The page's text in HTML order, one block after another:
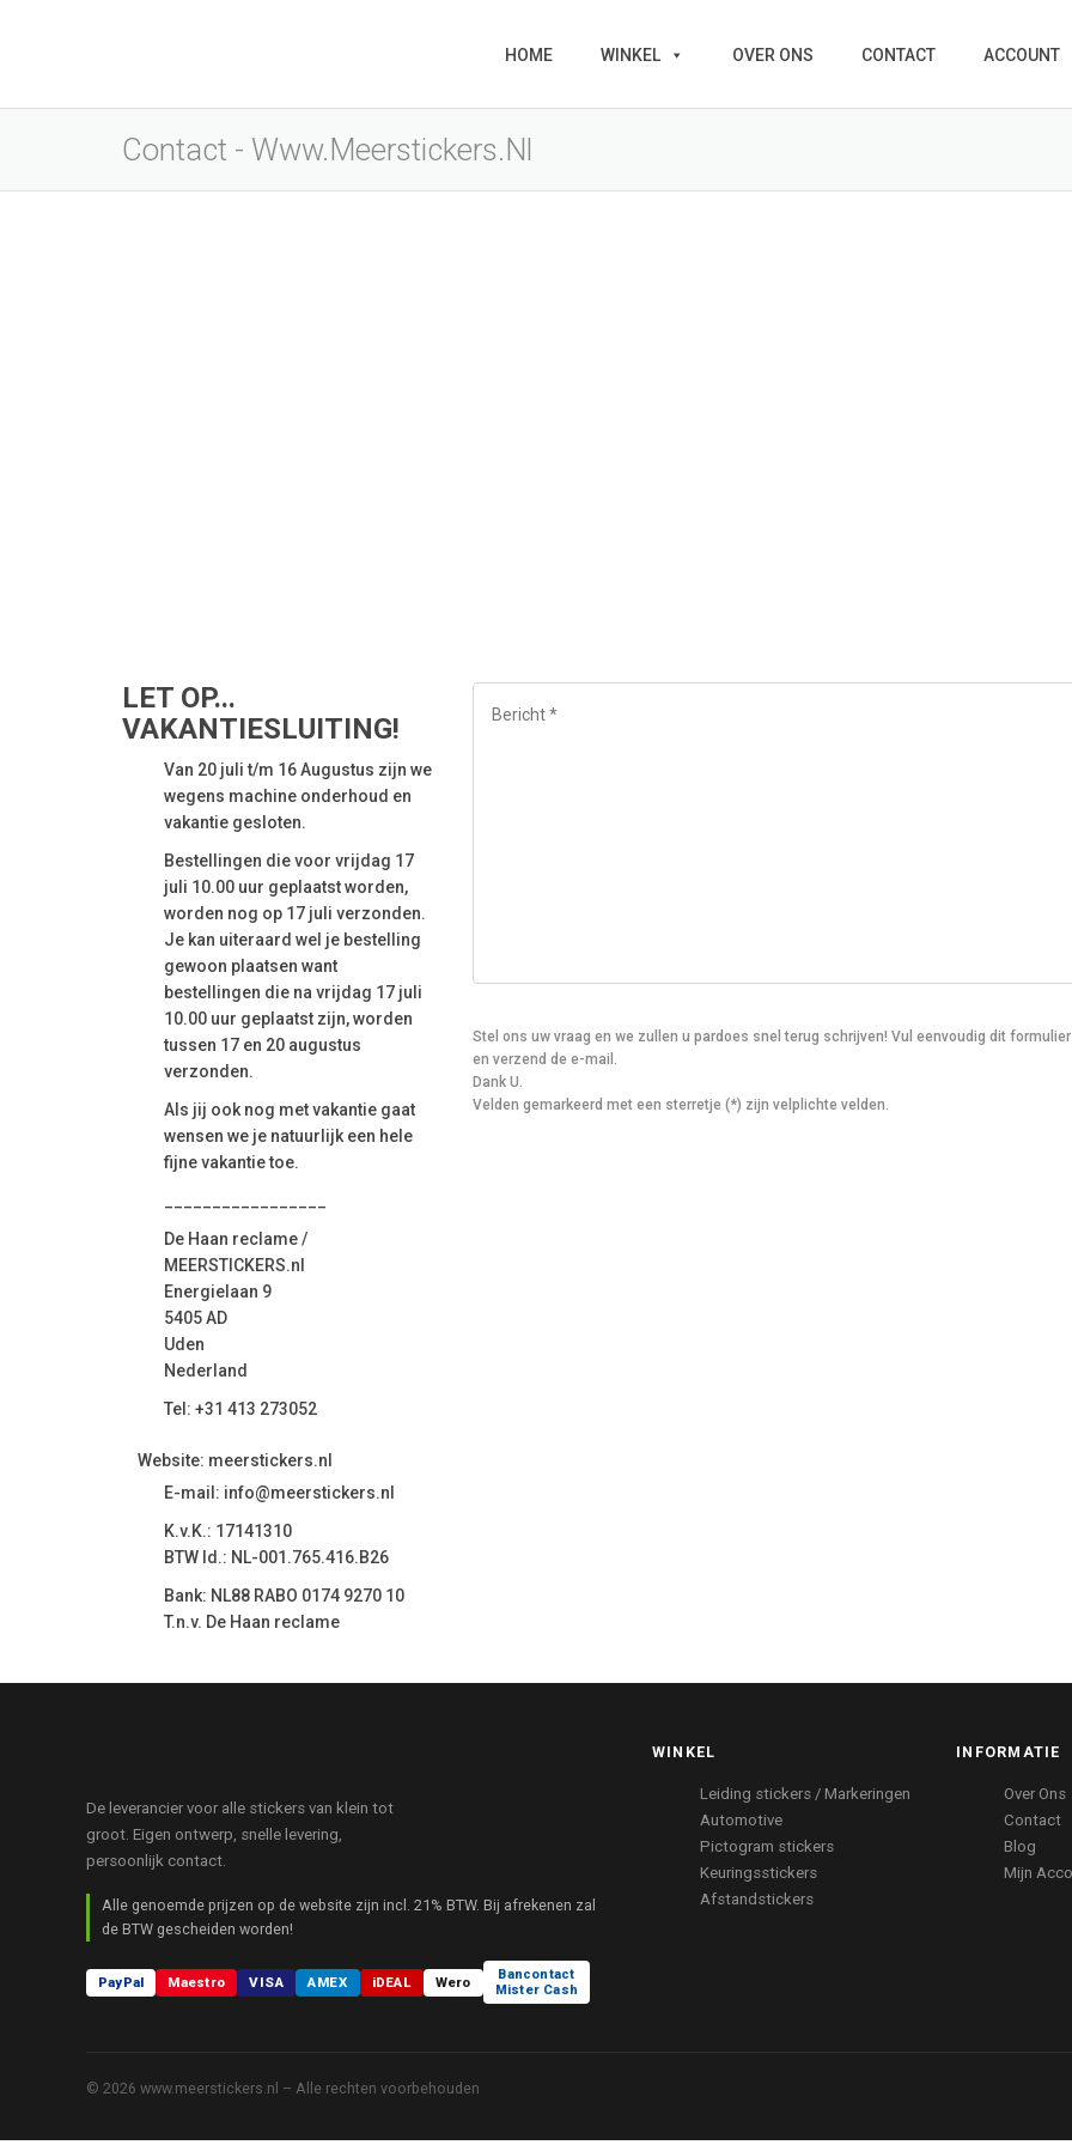
HOME WINKEL OVER ONS CONTACT ACCOUNT
Contact - Www.meerstickers.nl
LET OP...
VAKANTIESLUITING!
Van 20 juli t/m 16 Augustus zijn we
wegens machine onderhoud en
vakantie gesloten.
Bestellingen die voor vrijdag 17
juli 10.00 uur geplaatst worden,
worden nog op 17 juli verzonden.
Je kan uiteraard wel je bestelling
gewoon plaatsen want
bestellingen die na vrijdag 17 juli
10.00 uur geplaatst zijn, worden
tussen 17 en 20 augustus
verzonden.
Als jij ook nog met vakantie gaat
wensen we je natuurlijk een hele
fijne vakantie toe.
De Haan reclame /
MEERSTICKERS.nl
Energielaan 9
5405 AD
Uden
Nederland
Tel: +31 413 273052
Website: meerstickers.nl
E-mail: info@meerstickers.nl
K.v.K.: 17141310
BTW Id.: NL-001.765.416.B26
Bank: NL88 RABO 0174 9270 10
T.n.v. De Haan reclame
Stel ons uw vraag en we zullen u pardoes snel terug schrijven! Vul eenvoudig dit
en verzend de e-mail.
Dank U.
Velden gemarkeerd met een sterretje (*) zijn velplichte velden.
De leverancier voor alle stickers van klein tot
groot. Eigen ontwerp, snelle levering,
persoonlijk contact.
Alle genoemde prijzen op de website zijn incl. 21% BTW. Bij afrekenen zal
de BTW gescheiden worden!
PayPal Maestro VISA AMEX iDEAL Wero
Bancontact
Mister Cash
WINKEL
Leiding stickers / Markeringen
Automotive
Pictogram stickers
Keuringsstickers
Afstandstickers
INFORMATIE
Over Ons
Contact
Blog
Mijn
© 2026 www.meerstickers.nl – Alle rechten voorbehouden